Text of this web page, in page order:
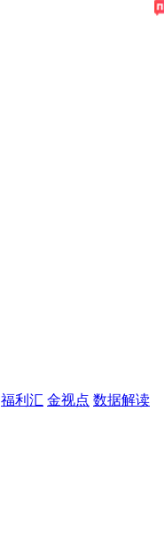
福利汇 金视点 数据解读